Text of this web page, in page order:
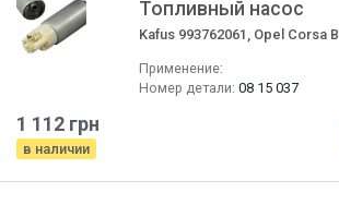
Топливный насос
Kafus 993762061, Opel Corsa B
Применение:
Номер детали: 08 15 037
1 112 грн
в наличии